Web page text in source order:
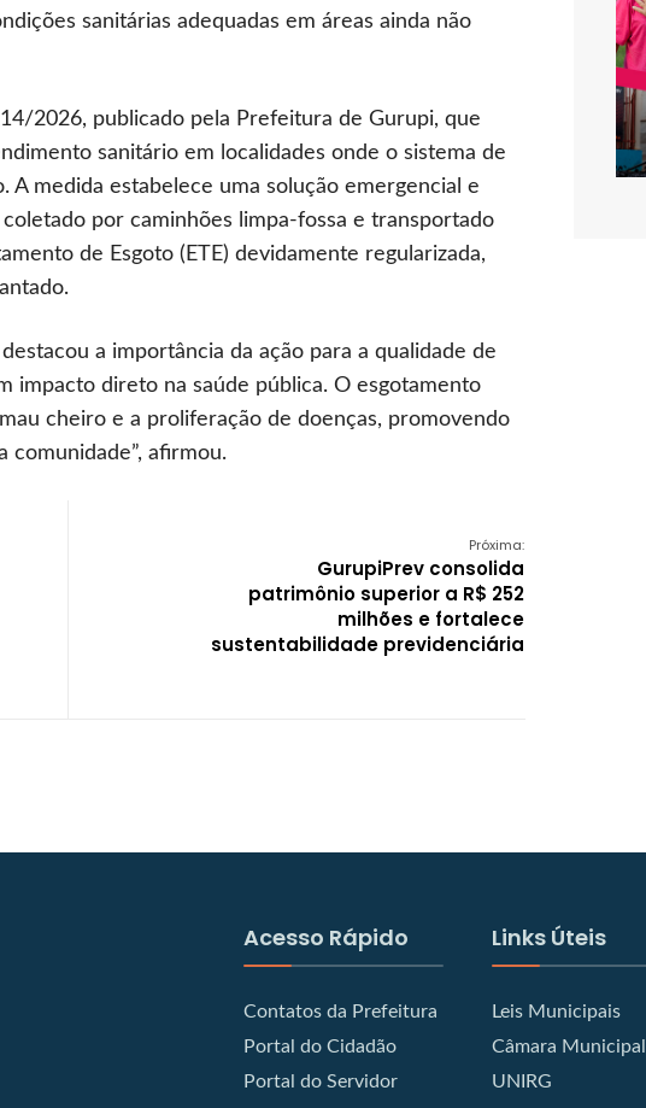
sanitárias adequadas em áreas ainda não
2026, publicado pela Prefeitura de Gurupi, que
sanitário em localidades onde o sistema de
A medida estabelece uma solução emergencial e
por caminhões limpa-fossa e transportado
de Esgoto (ETE) devidamente regularizada,
a importância da ação para a qualidade de
impacto direto na saúde pública. O esgotamento
cheiro e a proliferação de doenças, promovendo
comunidade”, afirmou.
Próxima:
GurupiPrev consolida
patrimônio superior a R$ 252
milhões e fortalece
sustentabilidade previdenciária
Acesso Rápido
Contatos da Prefeitura
Portal do Cidadão
Portal do Servidor
Links Úteis
Leis Municipais
Câmara Municipal
UNIRG